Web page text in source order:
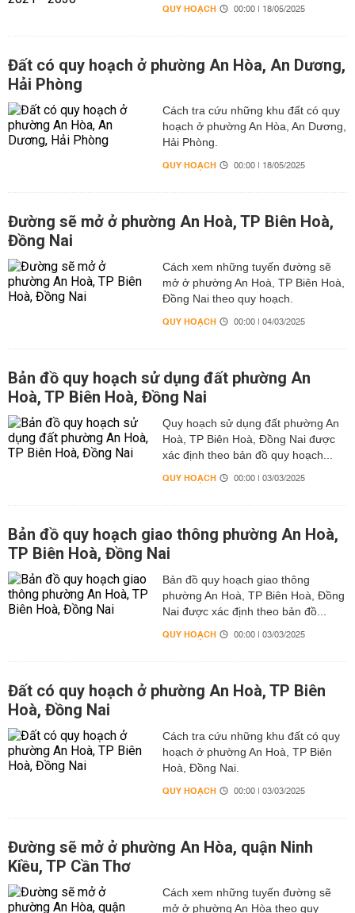
QUY HOẠCH 00:00 | 18/05/2025
Đất có quy hoạch ở phường An Hòa, An Dương,
Hải Phòng
Cách tra cứu những khu đất có quy
hoạch ở phường An Hòa, An Dương,
Hải Phòng.
QUY HOẠCH 00:00 | 18/05/2025
Đường sẽ mở ở phường An Hoà, TP Biên Hoà,
Đồng Nai
Cách xem những tuyến đường sẽ
mở ở phường An Hoà, TP Biên Hoà,
Đồng Nai theo quy hoạch.
QUY HOẠCH 00:00 | 04/03/2025
Bản đồ quy hoạch sử dụng đất phường An
Hoà, TP Biên Hoà, Đồng Nai
Quy hoạch sử dụng đất phường An
Hoà, TP Biên Hoà, Đồng Nai được
xác định theo bản đồ quy hoạch...
QUY HOẠCH 00:00 | 03/03/2025
Bản đồ quy hoạch giao thông phường An Hoà,
TP Biên Hoà, Đồng Nai
Bản đồ quy hoạch giao thông
phường An Hoà, TP Biên Hoà, Đồng
Nai được xác định theo bản đồ...
QUY HOẠCH 00:00 | 03/03/2025
Đất có quy hoạch ở phường An Hoà, TP Biên
Hoà, Đồng Nai
Cách tra cứu những khu đất có quy
hoạch ở phường An Hoà, TP Biên
Hoà, Đồng Nai.
QUY HOẠCH 00:00 | 03/03/2025
Đường sẽ mở ở phường An Hòa, quận Ninh
Kiều, TP Cần Thơ
Cách xem những tuyến đường sẽ
mở ở phường An Hòa theo quy